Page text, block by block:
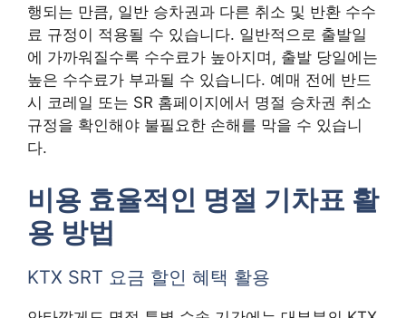
행되는 만큼, 일반 승차권과 다른 취소 및 반환 수수
료 규정이 적용될 수 있습니다. 일반적으로 출발일
에 가까워질수록 수수료가 높아지며, 출발 당일에는
높은 수수료가 부과될 수 있습니다. 예매 전에 반드
시 코레일 또는 SR 홈페이지에서 명절 승차권 취소
규정을 확인해야 불필요한 손해를 막을 수 있습니
다.
비용 효율적인 명절 기차표 활
용 방법
KTX SRT 요금 할인 혜택 활용